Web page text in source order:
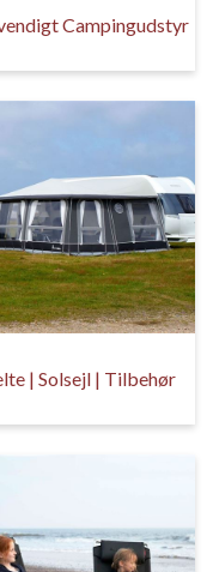
Campingudstyr
| Solsejl | Tilbehør